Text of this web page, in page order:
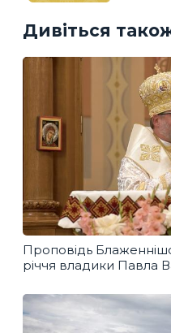
Дивіться
Проповідь
річчя владики Павла